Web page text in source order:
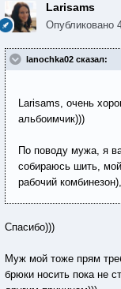
Larisams
Опубликовано
lanochka02 сказал:
Larisams, очень
альбоимчик)))
По поводу мужа, я
собираюсь шить,
рабочий
Спасибо)))
Муж мой тоже прям
брюки носить пока не